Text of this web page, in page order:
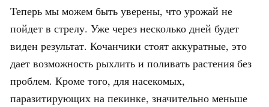
Теперь мы можем быть уверены, что урожай не
пойдет в стрелу. Уже через несколько дней будет
виден результат. Кочанчики стоят аккуратные, это
дает возможность рыхлить и поливать растения без
проблем. Кроме того, для насекомых,
паразитирующих на пекинке, значительно меньше